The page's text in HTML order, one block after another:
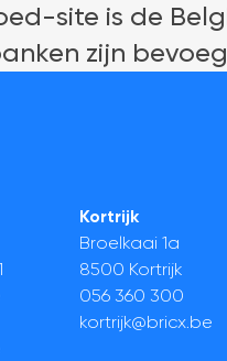
site is de
zijn
Kortrijk
Broelkaai 1a
8500 Kortrijk
056 360 300
kortrijk@bricx.be